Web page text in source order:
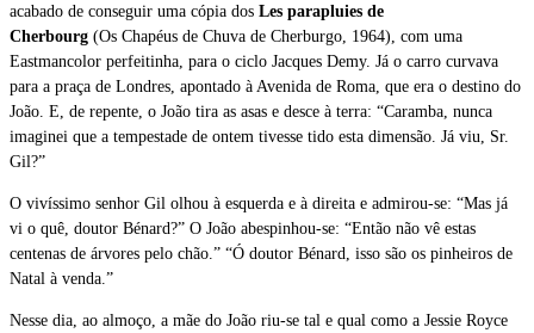
acabado de conseguir uma cópia dos Les parapluies de
Cherbourg (Os Chapéus de Chuva de Cherburgo, 1964), com uma
Eastmancolor perfeitinha, para o ciclo Jacques Demy. Já o carro curvava
para a praça de Londres, apontado à Avenida de Roma, que era o destino do
João. E, de repente, o João tira as asas e desce à terra: “Caramba, nunca
imaginei que a tempestade de ontem tivesse tido esta dimensão. Já viu, Sr.
Gil?”
O vivíssimo senhor Gil olhou à esquerda e à direita e admirou-se: “Mas já
vi o quê, doutor Bénard?” O João abespinhou-se: “Então não vê estas
centenas de árvores pelo chão.” “Ó doutor Bénard, isso são os pinheiros de
Natal à venda.”
Nesse dia, ao almoço, a mãe do João riu-se tal e qual como a Jessie Royce